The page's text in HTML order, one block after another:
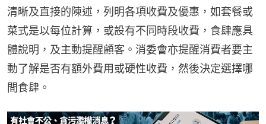
清晰及直接的陳述，列明各項收費及優惠，如套餐或
菜式是以每位計算，或設有不同時段收費，食肆應具
體說明，及主動提醒顧客。消委會亦提醒消費者要主
動了解是否有額外費用或硬性收費，然後決定選擇哪
間食肆。